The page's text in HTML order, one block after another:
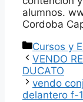
alumnos.
Cordoba
Categorías
Cursos y
VENDO
DUCATO
vendo
delantero f-